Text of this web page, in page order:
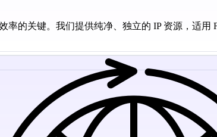
率的关键。我们提供纯净、独立的 IP 资源，适